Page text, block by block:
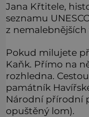
Jana Křtitele,
seznamu
z nemalebnějších
Pokud milujete
Kaňk. Přímo na
rozhledna.
památník
Národní přírodní
opuštěný lom).